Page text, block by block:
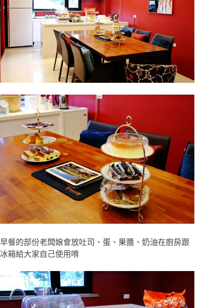
早餐的部份老闆娘會放吐司、蛋、果醬、奶油在廚房跟
冰箱給大家自己使用唷